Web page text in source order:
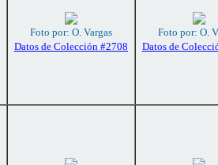
Foto por: O. Vargas
Datos de Colección #2708
Foto por: O.
Datos de